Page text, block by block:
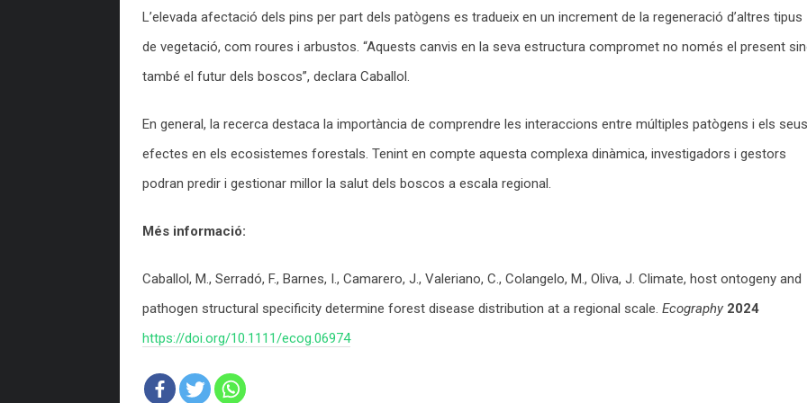
L’elevada afectació dels pins per part dels patògens es tradueix en un increment de la regeneració d’altres tipus
de vegetació, com roures i arbustos. “Aquests canvis en la seva estructura compromet no només el present
també el futur dels boscos”, declara Caballol.
En general, la recerca destaca la importància de comprendre les interaccions entre múltiples patògens i els seus
efectes en els ecosistemes forestals. Tenint en compte aquesta complexa dinàmica, investigadors i gestors
podran predir i gestionar millor la salut dels boscos a escala regional.
Més informació:
Caballol, M., Serradó, F., Barnes, I., Camarero, J., Valeriano, C., Colangelo, M., Oliva, J. Climate, host ontogeny and
pathogen structural specificity determine forest disease distribution at a regional scale. Ecography 2024
https://doi.org/10.1111/ecog.06974